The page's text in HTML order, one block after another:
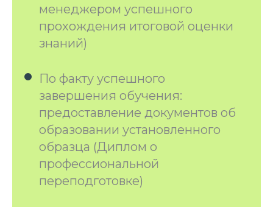
менеджером успешного
прохождения итоговой оценки
знаний)
По факту успешного
завершения обучения:
предоставление документов об
образовании установленного
образца (Диплом о
профессиональной
переподготовке)